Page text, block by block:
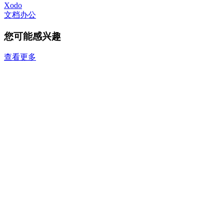
Xodo
文档办公
您可能感兴趣
查看更多